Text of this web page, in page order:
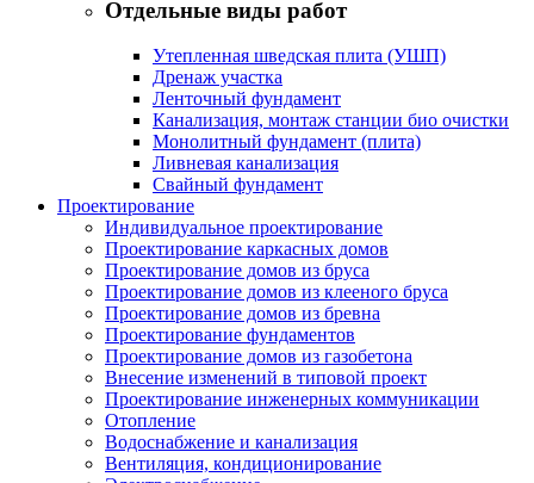
Отдельные виды работ
Утепленная шведская плита (УШП)
Дренаж участка
Ленточный фундамент
Канализация, монтаж станции био очистки
Монолитный фундамент (плита)
Ливневая канализация
Свайный фундамент
Проектирование
Индивидуальное проектирование
Проектирование каркасных домов
Проектирование домов из бруса
Проектирование домов из клееного бруса
Проектирование домов из бревна
Проектирование фундаментов
Проектирование домов из газобетона
Внесение изменений в типовой проект
Проектирование инженерных коммуникации
Отопление
Водоснабжение и канализация
Вентиляция, кондиционирование